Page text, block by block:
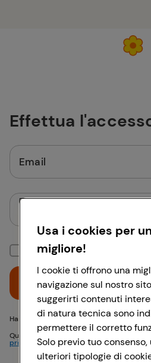
Effettua
Email
Mantieni la sessione attiva
Hai problemi di accesso? {{recover-
Questo sito è protetto da reCAPTCHA e
privacy eTermini di servizioGoogle
Accedi
Usa i cookies per
migliore!
I cookie ti offrono una
navigazione sul nostro
suggerirti contenuti
di natura tecnica sono
permettere il corretto
Solo previo tuo
ulteriori tipologie di